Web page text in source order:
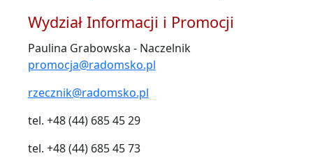
Wydział Informacji i Promocji
Paulina Grabowska - Naczelnik
promocja@radomsko.pl
rzecznik@radomsko.pl
tel. +48 (44) 685 45 29
tel. +48 (44) 685 45 73